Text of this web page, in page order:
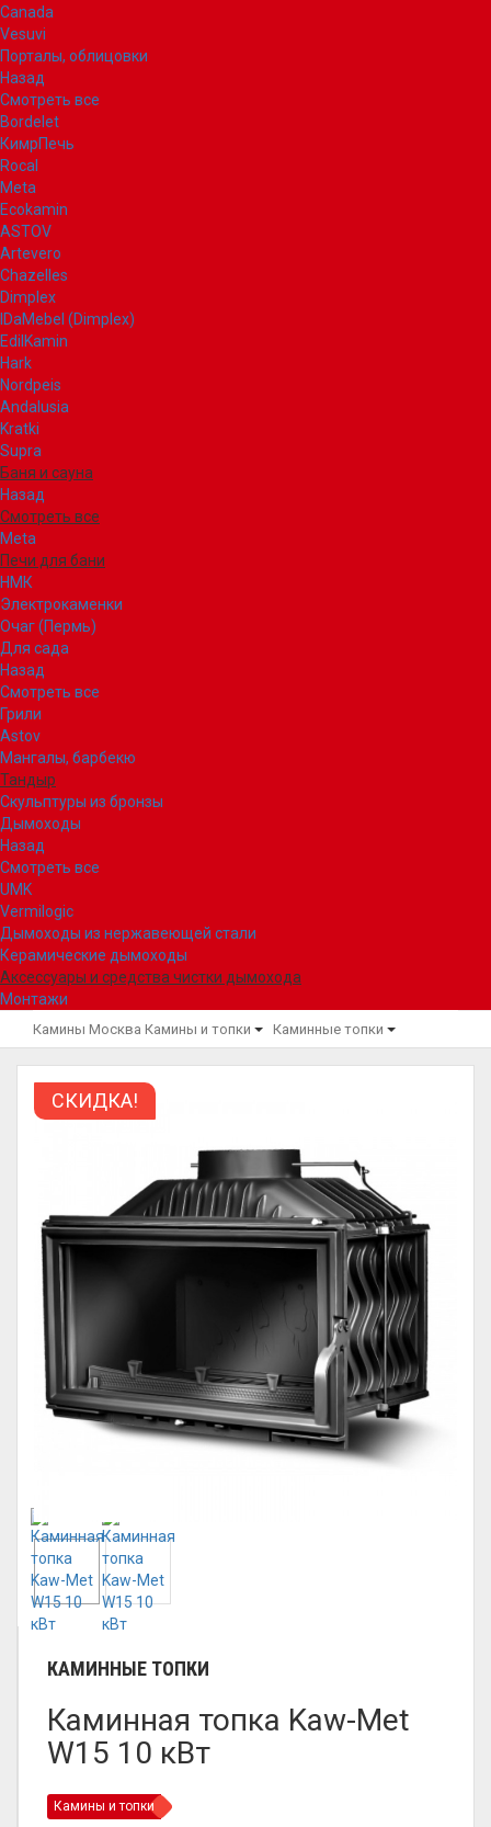
Canada
Vesuvi
Порталы, облицовки
Назад
Смотреть все
Bordelet
КимрПечь
Rocal
Meta
Ecokamin
ASTOV
Artevero
Chazelles
Dimplex
IDaMebel (Dimplex)
EdilKamin
Hark
Nordpeis
Andalusia
Kratki
Supra
Баня и сауна
Назад
Смотреть все
Meta
Печи для бани
НМК
Электрокаменки
Очаг (Пермь)
Для сада
Назад
Смотреть все
Грили
Astov
Мангалы, барбекю
Тандыр
Скульптуры из бронзы
Дымоходы
Назад
Смотреть все
UMK
Vermilogic
Дымоходы из нержавеющей стали
Керамические дымоходы
Аксессуары и средства чистки дымохода
Монтажи
Камины Москва Камины и топки Каминные топки
СКИДКА!
КАМИННЫЕ ТОПКИ
Каминная топка Kaw-Met
W15 10 кВт
Камины и топки